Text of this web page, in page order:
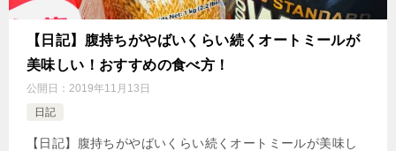
【日記】腹持ちがやばいくらい続くオートミールが
美味しい！おすすめの食べ方！
公開日： 2019年11月13日
日記
【日記】腹持ちがやばいくらい続くオートミールが美味し